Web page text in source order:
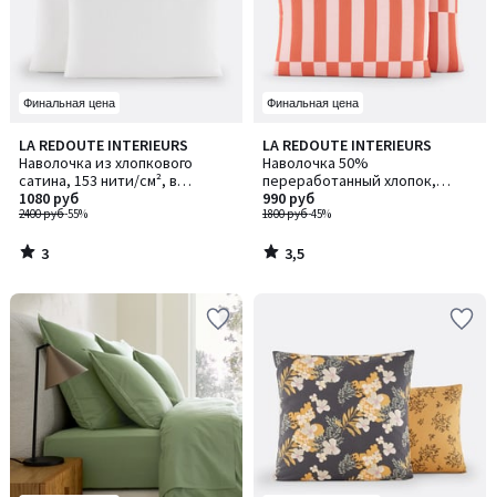
Финальная цена
LA REDOUTE INTERIEURS
Наволочка из хлопкового
сатина, 153 нити/см², в
полоску Opale / Опаль
2400 руб-55%
1080 руб
3
/
5
3
/
Финальная цена
LA REDOUTE INTERIEURS
Наволочка 50%
переработанный хлопок,
Tabaka / Табака, красная
1800 руб-45%
990 руб
3,5
/ 5
3,5
/